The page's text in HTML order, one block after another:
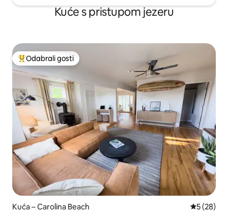
Kuće s pristupom jezeru
Među najviše rangiranima s oznakom „Odabrali gosti”
Odabrali gosti
Kuća – Carolina Beach Prosječna
5 (28)